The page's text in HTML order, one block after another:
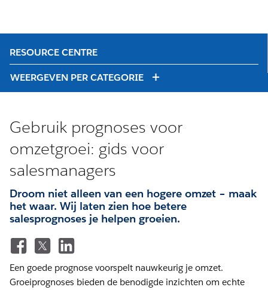
RESOURCE CENTRE
WEERGEVEN PER CATEGORIE
Gebruik prognoses voor
omzetgroei: gids voor
salesmanagers
Droom niet alleen van een hogere omzet – maak
het waar. Wij laten zien hoe betere
salesprognoses je helpen groeien.
Een goede prognose voorspelt nauwkeurig je omzet.
Groeiprognoses bieden de benodigde inzichten om echte